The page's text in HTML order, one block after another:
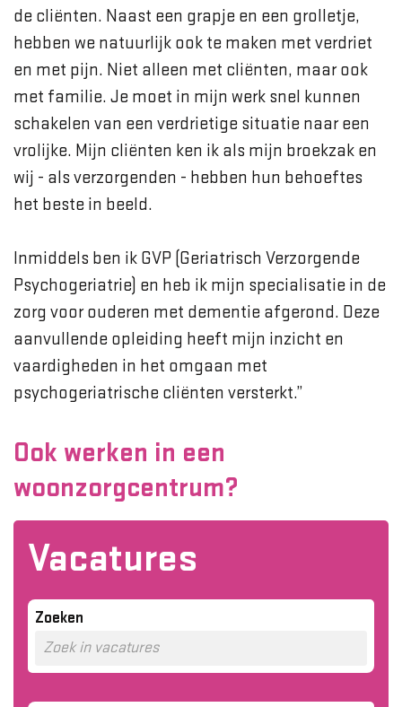
de cliënten. Naast een grapje en een grolletje,
hebben we natuurlijk ook te maken met verdriet
en met pijn. Niet alleen met cliënten, maar ook
met familie. Je moet in mijn werk snel kunnen
schakelen van een verdrietige situatie naar een
vrolijke. Mijn cliënten ken ik als mijn broekzak en
wij - als verzorgenden - hebben hun behoeftes
het beste in beeld.
Inmiddels ben ik GVP (Geriatrisch Verzorgende
Psychogeriatrie) en heb ik mijn specialisatie in de
zorg voor ouderen met dementie afgerond. Deze
aanvullende opleiding heeft mijn inzicht en
vaardigheden in het omgaan met
psychogeriatrische cliënten versterkt.”
Ook werken in een
woonzorgcentrum?
Vacatures
Zoeken